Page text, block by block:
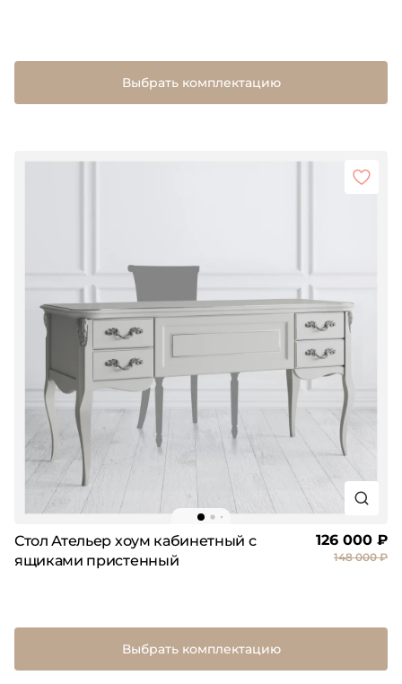
Выбрать комплектацию
Стол Ательер хоум кабинетный с
ящиками пристенный
126 000 ₽
148 000 ₽
Выбрать комплектацию